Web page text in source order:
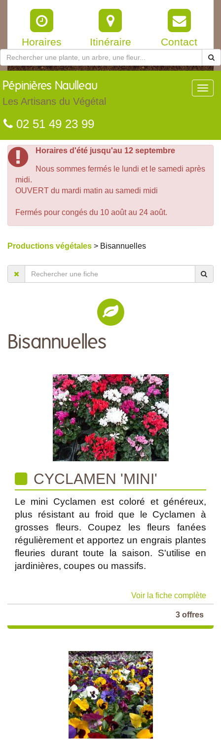
Horaires Itinéraire Contact
Pépinières Naulleau
Les Artisans du Végétal
02 51 49 23 99
Horaires d'été jusqu'au 12 septembre
Nous sommes fermés le lundi et le samedi après
midi.
OUVERT du mardi matin au samedi midi
Fermés pour congés du 10 août au 24 août.
Productions végétales > Bisannuelles
Bisannuelles
CYCLAMEN 'MINI'
Le mini Cyclamen est coloré et généreux,
plus résistant au froid que le Cyclamen à
grosses fleurs. Coupez les fleurs fanées
régulièrement et apportez un engrais plantes
fleuries durant toute la saison. S'utilise en
jardinières, coupes ou massifs.
Voir la fiche complète
3 offres